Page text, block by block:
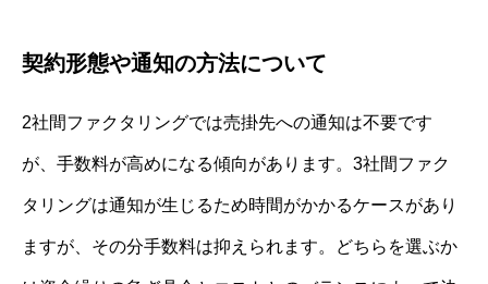
契約形態や通知の方法について
2社間ファクタリングでは売掛先への通知は不要です
が、手数料が高めになる傾向があります。3社間ファク
タリングは通知が生じるため時間がかかるケースがあり
ますが、その分手数料は抑えられます。どちらを選ぶか